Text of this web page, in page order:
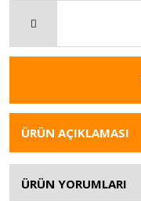
ÜRÜN AÇIKLAMASI
ÜRÜN YORUMLARI